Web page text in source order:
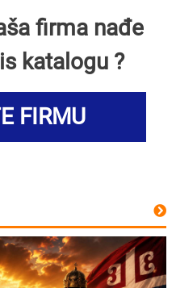
firma nađe
katalogu ?
FIRMU